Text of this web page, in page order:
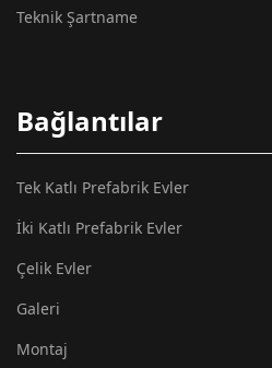
Teknik Şartname
Bağlantılar
Tek Katlı Prefabrik Evler
İki Katlı Prefabrik Evler
Çelik Evler
Galeri
Montaj